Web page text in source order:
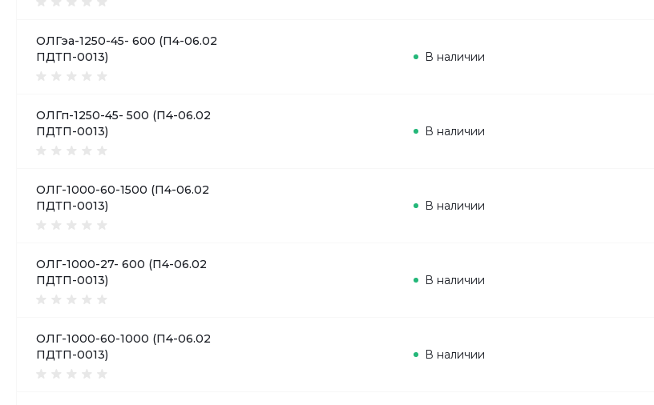
ОЛГэа-1250-45- 600 (П4-06.02
ПДТП-0013)
В наличии
ОЛГп-1250-45- 500 (П4-06.02
ПДТП-0013)
В наличии
ОЛГ-1000-60-1500 (П4-06.02
ПДТП-0013)
В наличии
ОЛГ-1000-27- 600 (П4-06.02
ПДТП-0013)
В наличии
ОЛГ-1000-60-1000 (П4-06.02
ПДТП-0013)
В наличии